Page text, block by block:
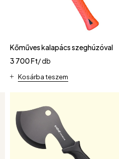
Kőműves kalapács szeghúzóval
3 700Ft/ db
Kosárba teszem